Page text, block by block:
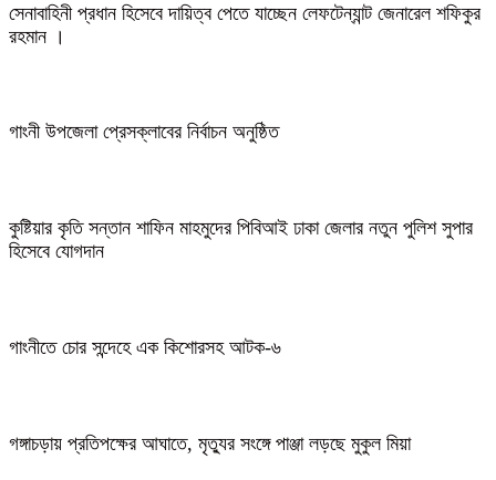
সেনাবাহিনী প্রধান হিসেবে দায়িত্ব পেতে যাচ্ছেন লেফটেন্যান্ট জেনারেল শফিকুর
রহমান ।
গাংনী উপজেলা প্রেসক্লাবের নির্বাচন অনুষ্ঠিত
কুষ্টিয়ার কৃতি সন্তান শাফিন মাহমুদের পিবিআই ঢাকা জেলার নতুন পুলিশ সুপার
হিসেবে যোগদান
গাংনীতে চোর সন্দেহে এক কিশোরসহ আটক-৬
গঙ্গাচড়ায় প্রতিপক্ষের আঘাতে, মৃত্যুর সংঙ্গে পাঞ্জা লড়ছে মুকুল মিয়া